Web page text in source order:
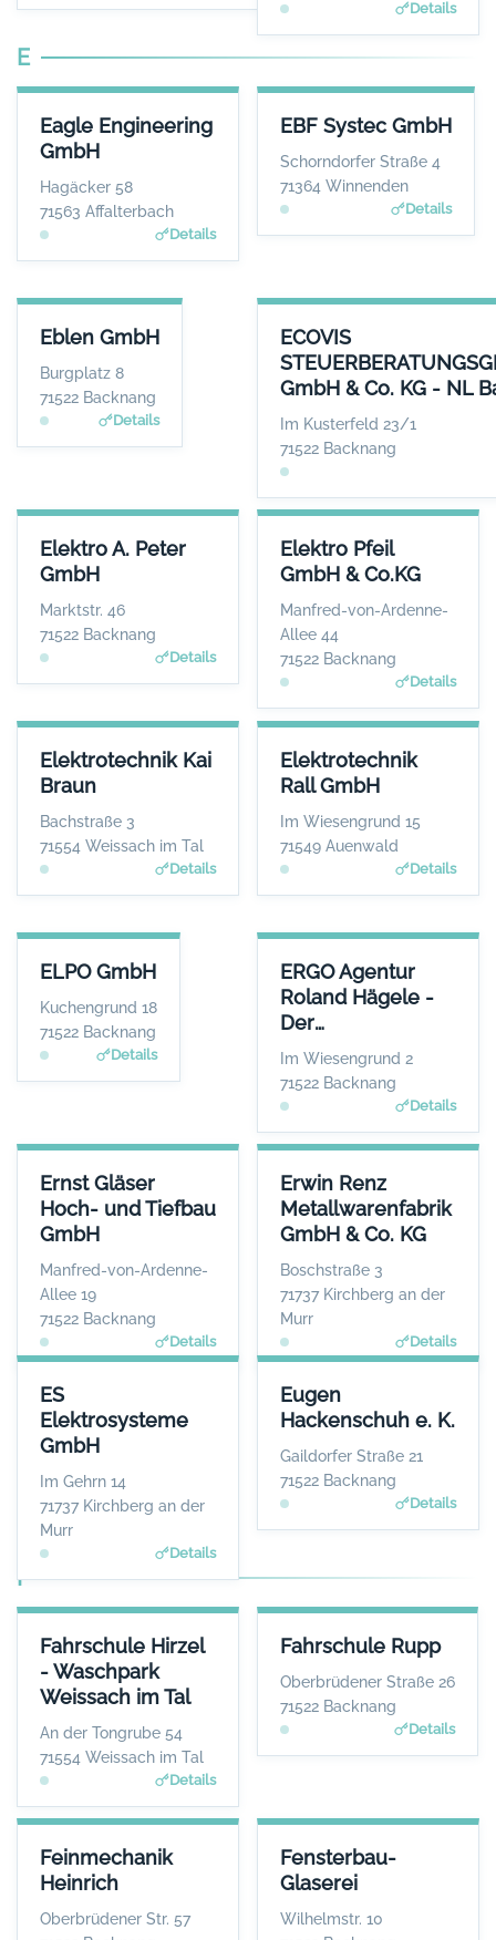
Details
E
Eagle Engineering
GmbH
Hagäcker 58
71563 Affalterbach
Details
EAGLE ENGINEERING GMBH
ANSPRECHPARTNER
www.Eagleengineering.de
EBF Systec GmbH
Schorndorfer Straße 4
71364 Winnenden
Details
EBF SYSTEC GMBH
ANSPRECHPARTNER
Herr Dieter Ebel
WEBSITE
www.ebf.net
Eblen GmbH
Burgplatz 8
71522 Backnang
Details
EBLEN GMBH
Herr Holger Krauss
www.wuerttembergisch
e.de/versicherungen/e
blen.gmbh
ECOVIS
GmbH & Co. KG - NL
Im Kusterfeld 23/1
71522 Backnang
ECOVIS
Elektro A. Peter
GmbH
Marktstr. 46
71522 Backnang
Details
ELEKTRO A. PETER GMBH
ANSPRECHPARTNER
Herr Heiko und Ralf
www.elektro-apeter.de
Elektro Pfeil
GmbH & Co.KG
Manfred-von-Ardenne-
Allee 44
71522 Backnang
Details
ELEKTRO PFEIL GMBH & CO.KG
Herr Steffen Pfeil
www.elektro-pfeil.com
Elektrotechnik Kai
Braun
Bachstraße 3
71554 Weissach im Tal
Details
ELEKTROTECHNIK KAI BRAUN
Frau Franziska Braun
Www.elektrotechnik-kb.de
Elektrotechnik
Rall GmbH
Im Wiesengrund 15
71549 Auenwald
Details
ELEKTROTECHNIK RALL GMBH
ANSPRECHPARTNER
Herr Andre Kengerter
www.elektrotechnik-rall.de
ELPO GmbH
Kuchengrund 18
71522 Backnang
Details
ELPO GMBH
Herr Uwe Junk
www.elpo.de
ERGO Agentur
Roland Hägele -
Der
Unternehmer-
Berater
Im Wiesengrund 2
71522 Backnang
Details
ERGO AGENTUR ROLAND
Ernst Gläser
Hoch- und Tiefbau
GmbH
Manfred-von-Ardenne-
Allee 19
71522 Backnang
Details
ERNST GLÄSER HOCH- UND TIEFBAU GMBH
ANSPRECHPARTNER
Herr Ulrich Gläser
WEBSITE
Erwin Renz
Metallwarenfabrik
GmbH & Co. KG
Boschstraße 3
71737 Kirchberg an der
Murr
Details
ERWIN RENZ
ES
Elektrosysteme
GmbH
Im Gehrn 14
71737 Kirchberg an der
Murr
Details
ES ELEKTROSYSTEME GMBH
Herr Espen Wilhelm
Eugen
Hackenschuh e. K.
Gaildorfer Straße 21
71522 Backnang
Details
EUGEN HACKENSCHUH E. K.
ANSPRECHPARTNER
Herr Alexander
Eckstein
www.hackenschuh.eu
F
Fahrschule Hirzel
- Waschpark
Weissach im Tal
An der Tongrube 54
71554 Weissach im Tal
Details
FAHRSCHULE HIRZEL - WASCHPARK WEISSACH IM TAL
ANSPRECHPARTNER
Herr Timo Hirzel
www.fahrschule-hirzel.de; www.waschparkweissachim
tal.de
Fahrschule Rupp
Oberbrüdener Straße 26
71522 Backnang
Details
FAHRSCHULE RUPP
ANSPRECHPARTNER
Herr Andreas Rupp
www.fahrschule-rupp.d
e
Feinmechanik
Heinrich
Oberbrüdener Str. 57
FEINMECHANIK HEINRICH
ANSPRECHPARTNER
Herr Jürgen Heinrich
WEBSITE
Keine Website hinterlegt
Fensterbau-
Glaserei
Wilhelmstr. 10
FENSTERBAU-GLASEREI
ANSPRECHPARTNER
Herr Jörg Fahrbach